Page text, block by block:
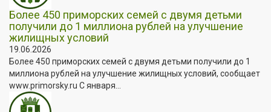
Более 450 приморских семей с двумя детьми
получили до 1 миллиона рублей на улучшение
жилищных условий
19.06.2026
Более 450 приморских семей с двумя детьми получили до 1
миллиона рублей на улучшение жилищных условий, сообщает
www.primorsky.ru С января...